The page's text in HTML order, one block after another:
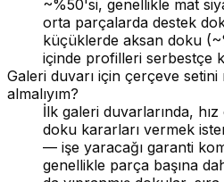
~%50'si, genellikle mat
orta parçalarda destek
küçüklerde aksan doku
içinde profilleri serbestçe
Galeri duvarı için çerçeve
almalıyım?
İlk galeri duvarlarında,
doku kararları vermek
— işe yaracağı garanti
genellikle parça başına